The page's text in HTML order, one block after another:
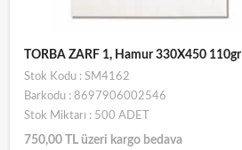
TORBA ZARF 1, Hamur 330X450 110gr
Stok Kodu : SM4162
Barkodu : 8697906002546
Stok Miktarı : 500 ADET
750,00 TL üzeri kargo bedava